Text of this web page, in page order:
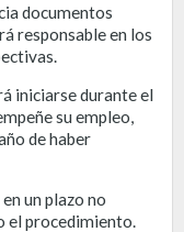
documentos
responsable en los
iniciarse durante el
su empleo,
de haber
un plazo no
el procedimiento.